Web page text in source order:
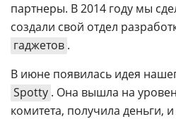
партнеры. В 2014 году мы
создали свой отдел
гаджетов .
В июне появилась идея
Spotty . Она вышла на
комитета, получила деньги,